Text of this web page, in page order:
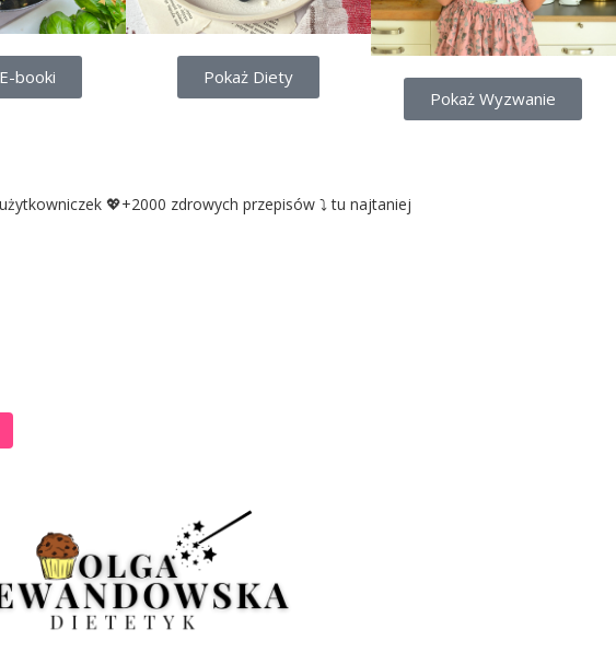
booki Pokaż Diety
Pokaż Wyzwanie
💖+2000 zdrowych przepisów ⤵️ tu najtaniej